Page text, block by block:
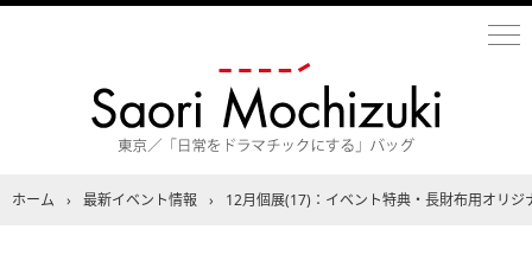
ホーム › 最新イベント情報 › 12月個展(17)：イベント特典・長財布用オリ